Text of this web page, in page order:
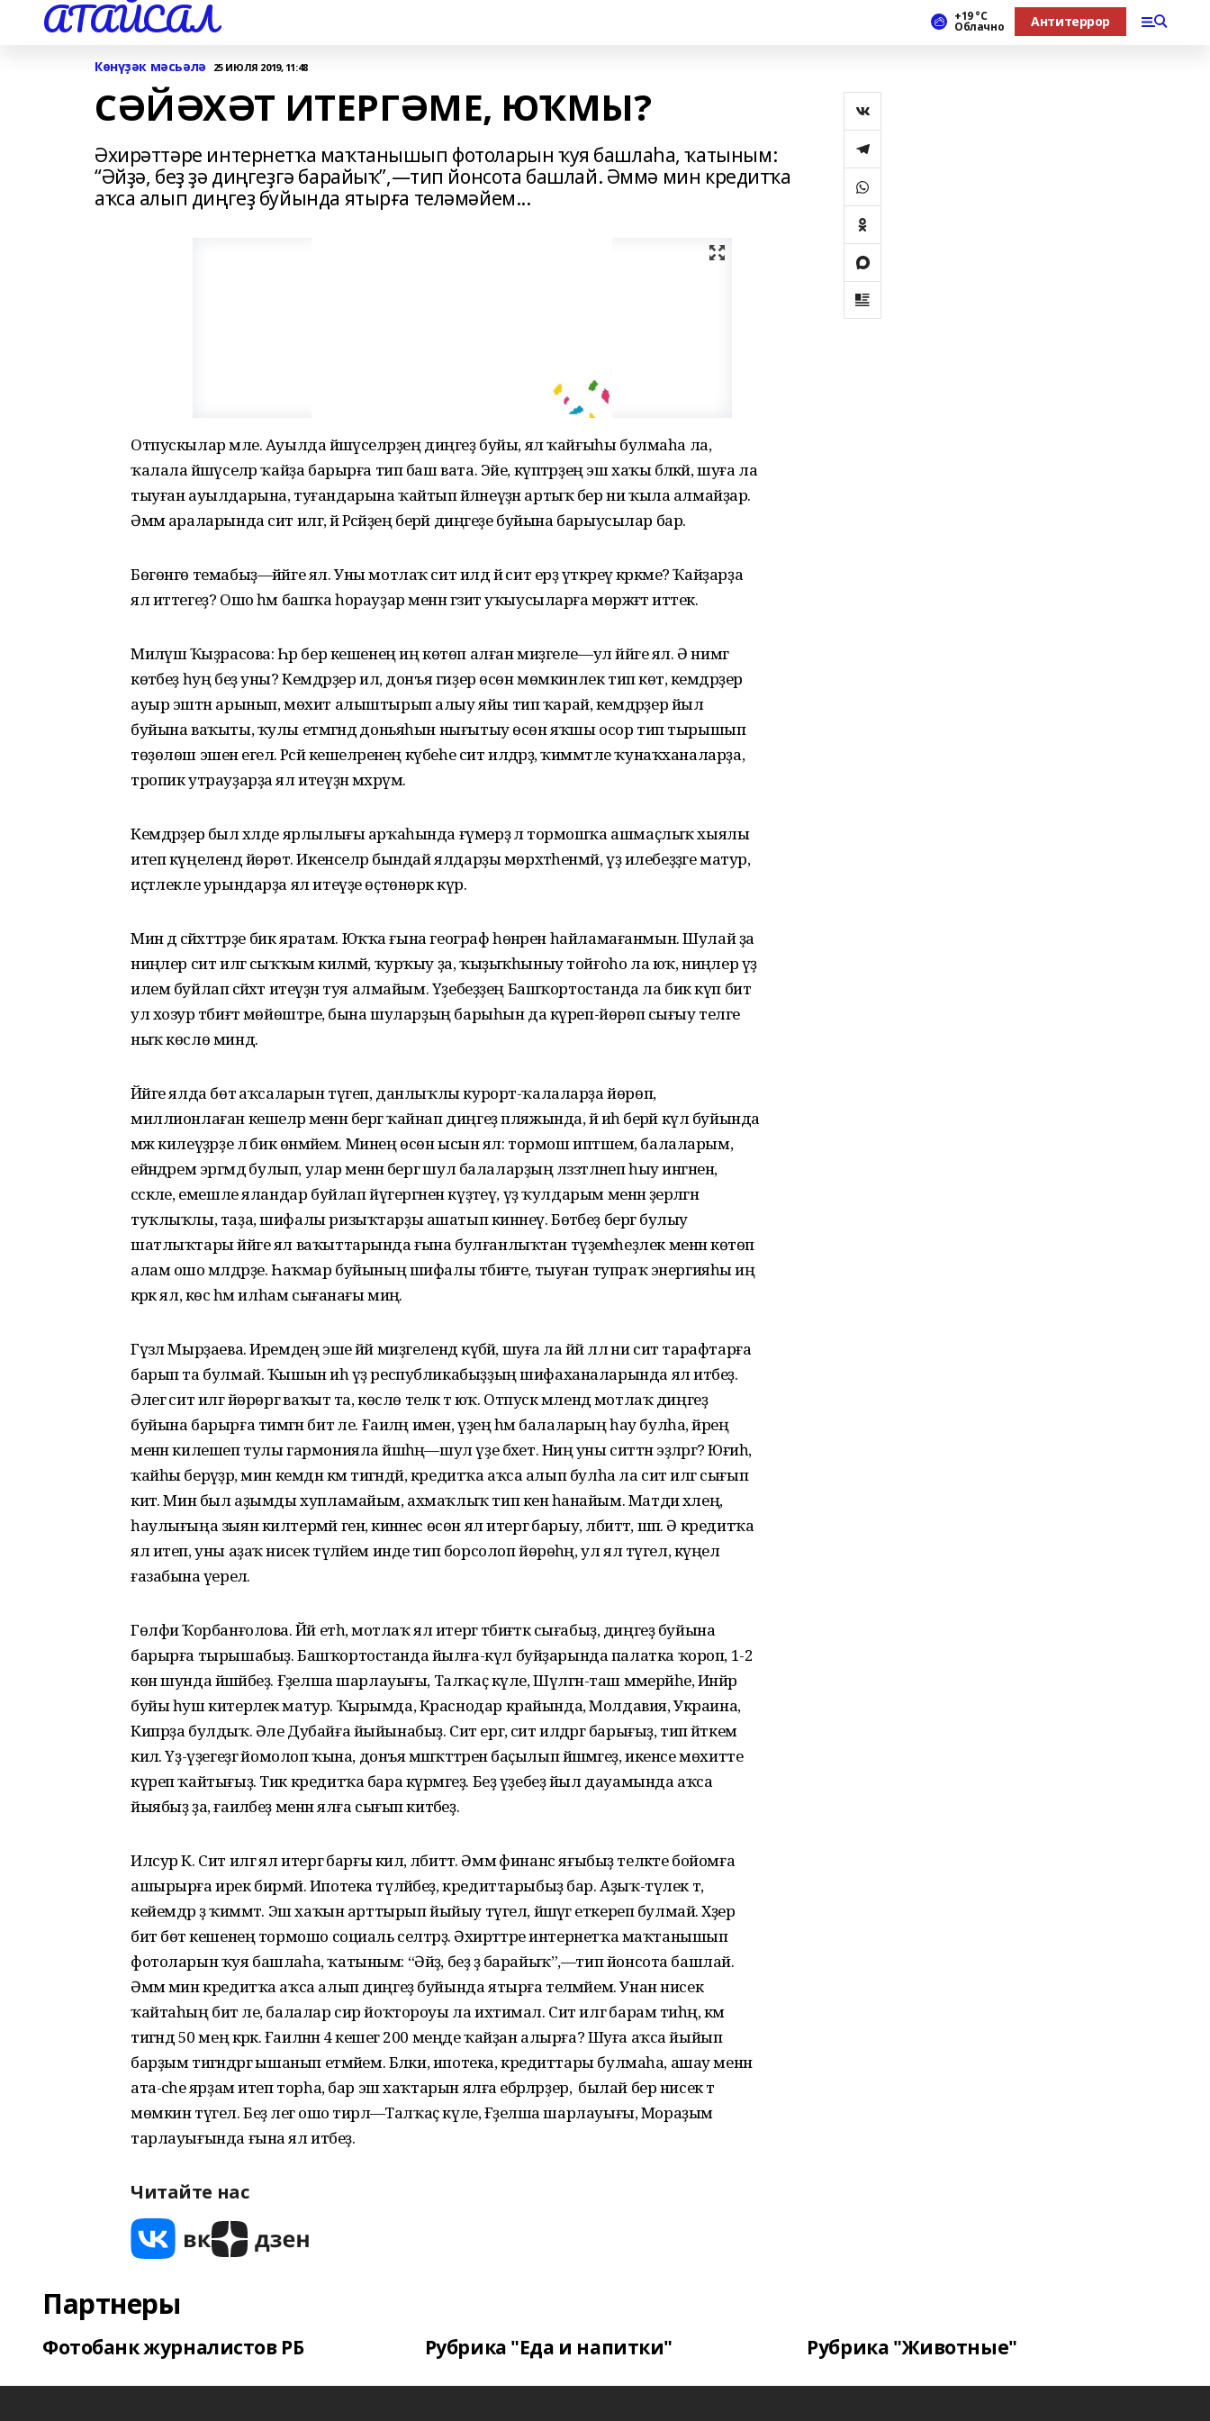
АТАЙСАЛ +19 °С
Облачно Антитеррор
Көнүҙәк мәсьәлә 25 ИЮЛЯ 2019, 11:48
СӘЙӘХӘТ ИТЕРГӘМЕ, ЮҠМЫ?
Әхирәттәре интернетҡа маҡтанышып фотоларын ҡуя башлаһа, ҡатыным:
“Әйҙә, беҙ ҙә диңгеҙгә барайыҡ”,—тип йонсота башлай. Әммә мин кредитҡа
аҡса алып диңгеҙ буйында ятырға теләмәйем...
Отпускылар мәле. Ауылда йәшәүселәрҙең диңгеҙ буйы, ял ҡайғыһы булмаһа ла,
ҡалала йәшәүселәр ҡайҙа барырға тип баш вата. Эйе, күптәрҙең эш хаҡы бәләкәй, шуға ла
тыуған ауылдарына, туғандарына ҡайтып әйләнеүҙән артыҡ бер ни ҡыла алмайҙар.
Әммә араларында сит илгә, йә Рәсәйҙең берәй диңгеҙе буйына барыусылар бар.
Бөгөнгө темабыҙ—йәйге ял. Уны мотлаҡ сит илдә йә сит ерҙә үткәреү кәрәкме? Ҡайҙарҙа
ял иттегеҙ? Ошо һәм башҡа һорауҙар менән гәзит уҡыусыларға мөрәжәғәт иттек.
Миләүшә Ҡыҙрасова: Һәр бер кешенең иң көтөп алған миҙгеле—ул йәйге ял. Ә нимәгә
көтәбеҙ һуң беҙ уны? Кемдәрҙер ил, донъя гиҙер өсөн мөмкинлек тип көтә, кемдәрҙер
ауыр эштән арынып, мөхит алыштырып алыу яйы тип ҡарай, кемдәрҙер йыл
буйына ваҡыты, ҡулы етмәгәндә доньяһын нығытыу өсөн яҡшы осор тип тырышып
төҙөлөш эшенә егелә. Рәсәй кешеләренең күбеһе сит илдәрҙә, ҡиммәтле ҡунаҡханаларҙа,
тропик утрауҙарҙа ял итеүҙән мәхрүм.
Кемдәрҙер был хәлде ярлылығы арҡаһында ғүмерҙә лә тормошҡа ашмаҫлыҡ хыялы
итеп күңелендә йөрөтә. Икенселәр бындай ялдарҙы мөрхәтһенмәй, үҙ илебеҙҙәге матур,
иҫтәлекле урындарҙа ял итеүҙе өҫтөнөрәк күрә.
Мин дә сәйәхәттәрҙе бик яратам. Юҡҡа ғына географ һөнәрен һайламағанмын. Шулай ҙа
ниңәлер сит илгә сыҡҡым килмәй, ҡурҡыу ҙа, ҡыҙыҡһыныу тойғоһо ла юҡ, ниңәлер үҙ
илем буйлап сәйәхәт итеүҙән туя алмайым. Үҙебеҙҙең Башҡортостанда ла бик күп бит
ул хозур тәбиғәт мөйөштәре, бына шуларҙың барыһын да күреп-йөрөп сығыу теләге
ныҡ көслө миндә.
Йәйге ялда бөтә аҡсаларын түгеп, данлыҡлы курорт-ҡалаларҙа йөрөп,
миллионлаған кешеләр менән бергә ҡайнап диңгеҙ пляжында, йә иһә берәй күл буйында
мәж килеүҙәрҙе лә бик өнәмәйем. Минең өсөн ысын ял: тормош иптәшем, балаларым,
ейәндәрем эргәмдә булып, улар менән бергә шул балаларҙың ләззәтләнеп һыу ингәнен,
сәскәле, емешле яландар буйлап йүгергәнен күҙәтеү, үҙ ҡулдарым менән әҙерләгән
туҡлыҡлы, таҙа, шифалы ризыҡтарҙы ашатып кинәнеү. Бөтәбеҙ бергә булыу
шатлыҡтары йәйге ял ваҡыттарында ғына булғанлыҡтан түҙемһеҙлек менән көтөп
алам ошо мәлдәрҙе. Һаҡмар буйының шифалы тәбиғәте, тыуған тупраҡ энергияһы иң
кәрәк ял, көс һәм илһам сығанағы миңә.
Гүзәл Мырҙаева. Иремдең эше йәй миҙгелендә күбәйә, шуға ла йәй әллә ни сит тарафтарға
барып та булмай. Ҡышын иһә үҙ республикабыҙҙың шифаханаларында ял итәбеҙ.
Әлегә сит илгә йөрөргә ваҡыт та, көслө теләк тә юҡ. Отпуск мәлендә мотлаҡ диңгеҙ
буйына барырға тимәгән бит әле. Ғаиләң имен, үҙең һәм балаларың һау булһа, йәрең
менән килешеп тулы гармонияла йәшәһәң—шул үҙе бәхет. Ниңә уны ситтән эҙләргә? Юғиһә,
ҡайһы берәүҙәр, мин кемдән кәм тигәндәй, кредитҡа аҡса алып булһа ла сит илгә сығып
китә. Мин был аҙымды хупламайым, ахмаҡлыҡ тип кенә һанайым. Матди хәлеңә,
һаулығыңа зыян килтермәй генә, кинәнес өсөн ял итергә барыу, әлбиттә, шәп. Ә кредитҡа
ял итеп, уны аҙаҡ нисек түләйем инде тип борсолоп йөрөһәң, ул ял түгел, күңел
ғазабына әүерелә.
Гөлфиә Ҡорбанғолова. Йәй етһә, мотлаҡ ял итергә тәбиғәткә сығабыҙ, диңгеҙ буйына
барырға тырышабыҙ. Башҡортостанда йылға-күл буйҙарында палатка ҡороп, 1-2
көн шунда йәшәйбеҙ. Ғәҙелша шарлауығы, Талҡаҫ күле, Шүлгән-таш мәмерйәһе, Инйәр
буйы һуш китерлек матур. Ҡырымда, Краснодар крайында, Молдавия, Украина,
Кипрҙа булдыҡ. Әле Дубайға йыйынабыҙ. Сит ергә, сит илдәргә барығыҙ, тип әйткем
килә. Үҙ-үҙегеҙгә йомолоп ҡына, донъя мәшәҡәттәренә баҫылып йәшәмәгеҙ, икенсе мөхитте
күреп ҡайтығыҙ. Тик кредитҡа бара күрмәгеҙ. Беҙ үҙебеҙ йыл дауамында аҡса
йыябыҙ ҙа, ғаиләбеҙ менән ялға сығып китәбеҙ.
Илсур К. Сит илгә ял итергә барғы килә, әлбиттә. Әммә финанс яғыбыҙ теләкте бойомға
ашырырға ирек бирмәй. Ипотека түләйбеҙ, кредиттарыбыҙ бар. Аҙыҡ-түлек тә,
кейемдәр ҙә ҡиммәт. Эш хаҡын арттырып йыйыу түгел, йәшәүгә еткереп булмай. Хәҙер
бит бөтә кешенең тормошо социаль селтәрҙә. Әхирәттәре интернетҡа маҡтанышып
фотоларын ҡуя башлаһа, ҡатыным: “Әйҙә, беҙ ҙә барайыҡ”,—тип йонсота башлай.
Әммә мин кредитҡа аҡса алып диңгеҙ буйында ятырға теләмәйем. Унан нисек
ҡайтаһың бит әле, балалар сир йоҡтороуы ла ихтимал. Сит илгә барам тиһәң, кәм
тигәндә 50 мең кәрәк. Ғаиләнән 4 кешегә 200 меңде ҡайҙан алырға? Шуға аҡса йыйып
барҙым тигәндәргә ышанып етмәйем. Бәлки, ипотека, кредиттары булмаһа, ашау менән
ата-әсәһе ярҙам итеп торһа, бар эш хаҡтарын ялға ебәрәләрҙер, ә былай бер нисек тә
мөмкин түгел. Беҙ әлегә ошо тирәлә—Талҡаҫ күле, Ғәҙелша шарлауығы, Мораҙым
тарлауығында ғына ял итәбеҙ.
Читайте нас
Партнеры
Фотобанк журналистов РБ Рубрика "Еда и напитки" Рубрика "Животные"